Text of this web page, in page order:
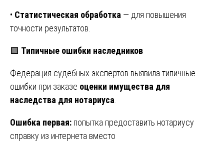
• Статистическая обработка — для повышения
точности результатов.
🟩 Типичные ошибки наследников
Федерация судебных экспертов выявила типичные
ошибки при заказе оценки имущества для
наследства для нотариуса
Ошибка первая: попытка предоставить нотариусу
справку из интернета вместо